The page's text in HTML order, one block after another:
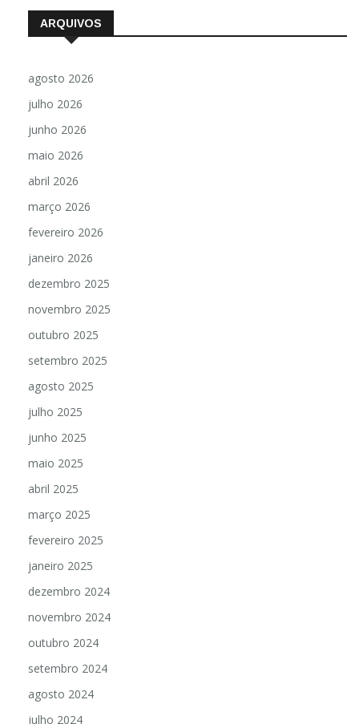
ARQUIVOS
agosto 2026
julho 2026
junho 2026
maio 2026
abril 2026
março 2026
fevereiro 2026
janeiro 2026
dezembro 2025
novembro 2025
outubro 2025
setembro 2025
agosto 2025
julho 2025
junho 2025
maio 2025
abril 2025
março 2025
fevereiro 2025
janeiro 2025
dezembro 2024
novembro 2024
outubro 2024
setembro 2024
agosto 2024
julho 2024